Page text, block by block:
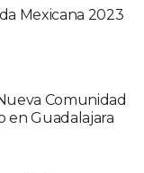
Mexicana 2023
Comunidad
en Guadalajara